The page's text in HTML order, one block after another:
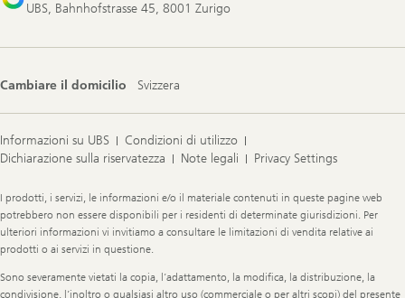
UBS, Bahnhofstrasse 45, 8001 Zurigo
Cambiare il domicilio Svizzera
Informazioni su UBS
Condizioni di utilizzo
Dichiarazione sulla riservatezza
Note legali Privacy Settings
Legal
Information
I prodotti, i servizi, le informazioni e/o il materiale contenuti in queste pagine web
potrebbero non essere disponibili per i residenti di determinate giurisdizioni. Per
ulteriori informazioni vi invitiamo a consultare le limitazioni di vendita relative ai
prodotti o ai servizi in questione.
Sono severamente vietati la copia, l’adattamento, la modifica, la distribuzione, la
condivisione, l’inoltro o qualsiasi altro uso (commerciale o per altri scopi) del presente